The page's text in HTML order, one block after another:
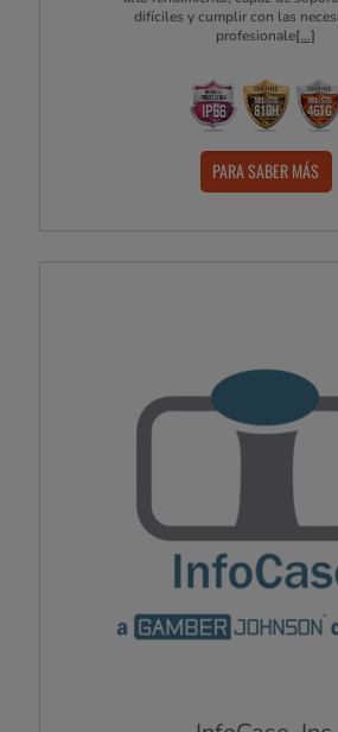
difíciles y cumplir con las
profesionale[...]
PARA SABER MÁS